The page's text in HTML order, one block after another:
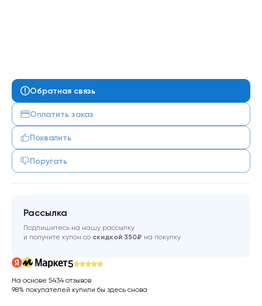
Обратная связь
Оплатить заказ
Похвалить
Поругать
Рассылка
Подпишитесь на нашу рассылку
и получите купон со скидкой 350₽ на покупку
5
На основе 5434 отзывов
98% покупателей купили бы здесь снова